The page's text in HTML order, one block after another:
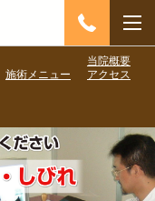
施術メニュー
当院概要
アクセス